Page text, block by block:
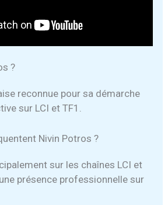
?
reconnue pour sa démarche
sur LCI et TF1.
Nivin Potros ?
sur les chaînes LCI et
présence professionnelle sur